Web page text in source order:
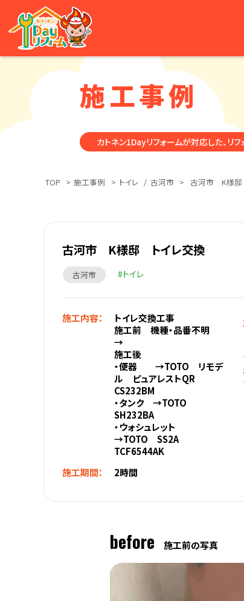
施工事例
カトネン1Dayリフォームが対応した、リ
TOP > 施工事例 > トイレ / 古河市 > 古河市 K様邸
古河市 K様邸 トイレ交換
古河市 トイレ
施工内容：
トイレ交換工事
施工前 機種・品番不明
→
施工後
・便器 →TOTO リモデ
ル ピュアレストQR
CS232BM
・タンク →TOTO
SH232BA
・ウォシュレット
→TOTO SS2A
TCF6544AK
施工期間：
2時間
before 施工前の写真